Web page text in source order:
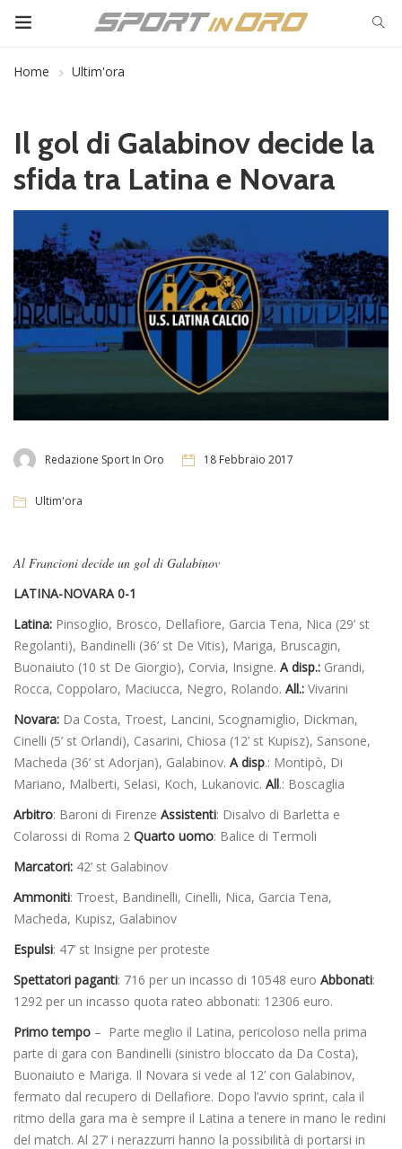
Home Ultim'ora
Il gol di Galabinov decide la
sfida tra Latina e Novara
Redazione Sport In Oro 18 Febbraio 2017
Ultim'ora
Al Francioni decide un gol di Galabinov
LATINA-NOVARA 0-1
Latina: Pinsoglio, Brosco, Dellafiore, Garcia Tena, Nica (29’ st
Regolanti), Bandinelli (36’ st De Vitis), Mariga, Bruscagin,
Buonaiuto (10 st De Giorgio), Corvia, Insigne. A disp.: Grandi,
Rocca, Coppolaro, Maciucca, Negro, Rolando. All.: Vivarini
Novara: Da Costa, Troest, Lancini, Scognamiglio, Dickman,
Cinelli (5’ st Orlandi), Casarini, Chiosa (12’ st Kupisz), Sansone,
Macheda (36’ st Adorjan), Galabinov. A disp.: Montipò, Di
Mariano, Malberti, Selasi, Koch, Lukanovic. All.: Boscaglia
Arbitro: Baroni di Firenze Assistenti: Disalvo di Barletta e
Colarossi di Roma 2 Quarto uomo: Balice di Termoli
Marcatori: 42’ st Galabinov
Ammoniti: Troest, Bandinelli, Cinelli, Nica, Garcia Tena,
Macheda, Kupisz, Galabinov
Espulsi: 47’ st Insigne per proteste
Spettatori paganti: 716 per un incasso di 10548 euro Abbonati:
1292 per un incasso quota rateo abbonati: 12306 euro.
Primo tempo – Parte meglio il Latina, pericoloso nella prima
parte di gara con Bandinelli (sinistro bloccato da Da Costa),
Buonaiuto e Mariga. Il Novara si vede al 12’ con Galabinov,
fermato dal recupero di Dellafiore. Dopo l’avvio sprint, cala il
ritmo della gara ma è sempre il Latina a tenere in mano le redini
del match. Al 27’ i nerazzurri hanno la possibilità di portarsi in